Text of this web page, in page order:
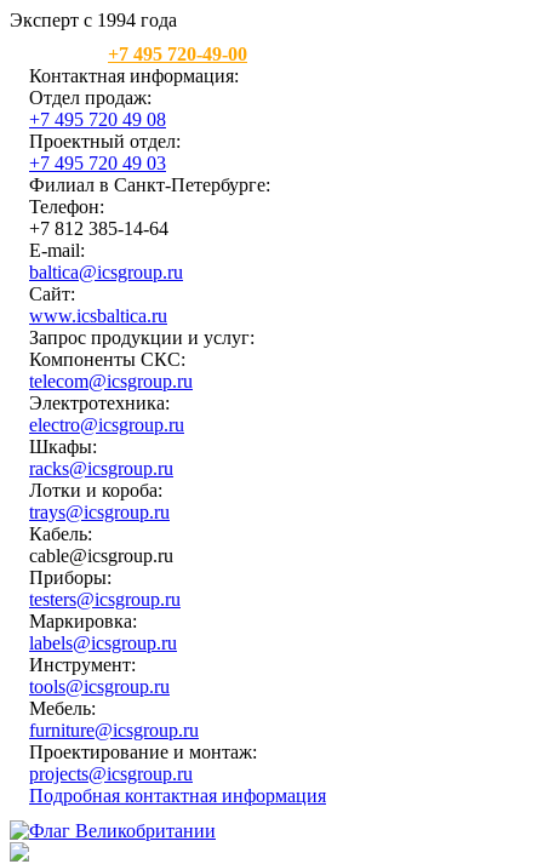
Эксперт с 1994 года
+7 495 720-49-00
Контактная информация:
Отдел продаж:
+7 495 720 49 08
Проектный отдел:
+7 495 720 49 03
Филиал в Санкт-Петербурге:
Телефон:
+7 812 385-14-64
E-mail:
baltica@icsgroup.ru
Сайт:
www.icsbaltica.ru
Запрос продукции и услуг:
Компоненты СКС:
telecom@icsgroup.ru
Электротехника:
electro@icsgroup.ru
Шкафы:
racks@icsgroup.ru
Лотки и короба:
trays@icsgroup.ru
Кабель:
cable@icsgroup.ru
Приборы:
testers@icsgroup.ru
Маркировка:
labels@icsgroup.ru
Инструмент:
tools@icsgroup.ru
Мебель:
furniture@icsgroup.ru
Проектирование и монтаж:
projects@icsgroup.ru
Подробная контактная информация